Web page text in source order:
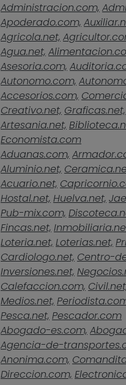
Administracion.com,
Apoderado.com,
Agricola.net,
Agua.net,
Asesoria.com,
Autonomo.com,
Accesorios.com,
Creativo.net, Graficas.net,
Artesania.net,
Economista.com
Aduanas.com,
Aluminio.net,
Acuario.net,
Hostal.net, Huelva.net,
Pub-mix.com,
Fincas.net,
Loteria.net, Loterias.net,
Cardiologo.net, Centro-
Inversiones.net,
Calefaccion.com,
Medios.net,
Pesca.net, Pescador.com
Abogado-es.com,
Agencia-de-
Anonima.com,
Direccion.com,